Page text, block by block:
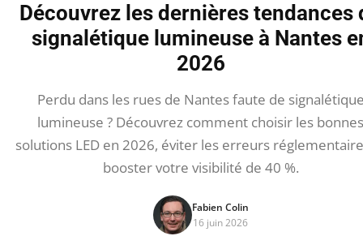
Découvrez les dernières tendances
signalétique lumineuse à Nantes
2026
Perdu dans les rues de Nantes faute de
lumineuse ? Découvrez comment choisir les bonnes
solutions LED en 2026, éviter les erreurs
booster votre visibilité de 40 %.
Fabien Colin
16 juin 2026